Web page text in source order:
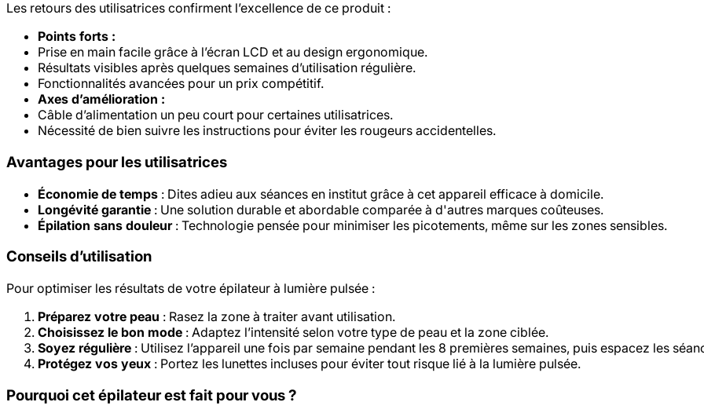
Les retours des utilisatrices confirment l’excellence de ce produit :
Points forts :
Prise en main facile grâce à l’écran LCD et au design ergonomique.
Résultats visibles après quelques semaines d’utilisation régulière.
Fonctionnalités avancées pour un prix compétitif.
Axes d’amélioration :
Câble d’alimentation un peu court pour certaines utilisatrices.
Nécessité de bien suivre les instructions pour éviter les rougeurs accidentelles.
Avantages pour les utilisatrices
Économie de temps : Dites adieu aux séances en institut grâce à cet appareil efficace à domicile.
Longévité garantie : Une solution durable et abordable comparée à d'autres marques coûteuses.
Épilation sans douleur: Technologie pensée pour minimiser les picotements, même sur les zones sensibles.
Conseils d’utilisation
Pour optimiser les résultats de votre épilateur à lumière pulsée :
Préparez votre peau : Rasez la zone à traiter avant utilisation.
Choisissez le bon mode : Adaptez l’intensité selon votre type de peau et la zone ciblée.
Soyez régulière : Utilisez l’appareil une fois par semaine pendant les 8 premières semaines, puis espacez les
Protégez vos yeux : Portez les lunettes incluses pour éviter tout risque lié à la lumière pulsée.
Pourquoi cet épilateur est fait pour vous ?